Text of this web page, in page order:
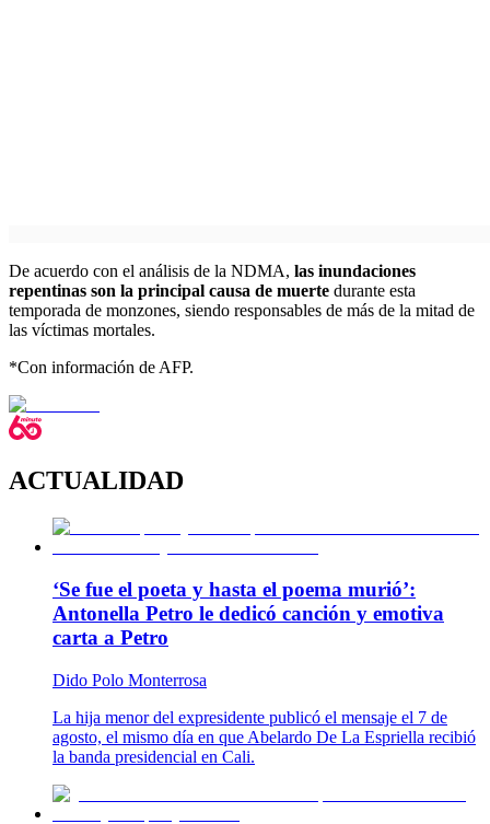
De acuerdo con el análisis de la NDMA, las inundaciones
repentinas son la principal causa de muerte durante esta
temporada de monzones, siendo responsables de más de la mitad de
las víctimas mortales.
*Con información de AFP.
ACTUALIDAD
‘Se fue el poeta y hasta el poema murió’:
Antonella Petro le dedicó canción y emotiva
carta a Petro
Dido Polo Monterrosa
La hija menor del expresidente publicó el mensaje el 7 de
agosto, el mismo día en que Abelardo De La Espriella recibió
la banda presidencial en Cali.